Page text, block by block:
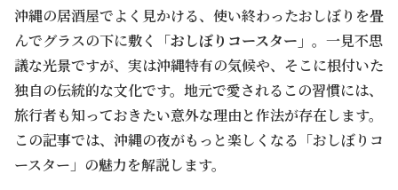
沖縄の居酒屋でよく見かける、使い終わったおしぼりを畳
んでグラスの下に敷く
「おしぼりコースター」 。一見不思
議な光景ですが、実は沖縄特有の気候や、そこに根付いた
独自の伝統的な文化です。地元で愛されるこの習慣には、
旅行者も知っておきたい意外な理由と作法が存在します。
この記事では、沖縄の夜がもっと楽しくなる「おしぼりコ
ースター」の魅力を解説します。